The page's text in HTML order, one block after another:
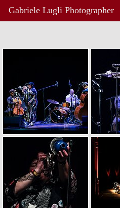
Gabriele Lugli Photographer